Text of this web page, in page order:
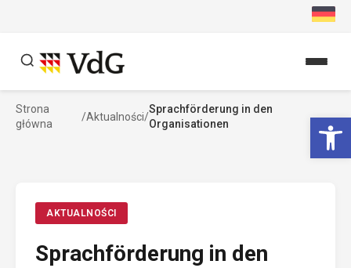
Szukaj
Strona
główna
/Aktualności/
Sprachförderung in den
Organisationen
AKTUALNOŚCI
Sprachförderung in den